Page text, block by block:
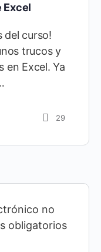
Excel
del curso!
trucos y
en Excel. Ya
29
no
obligatorios